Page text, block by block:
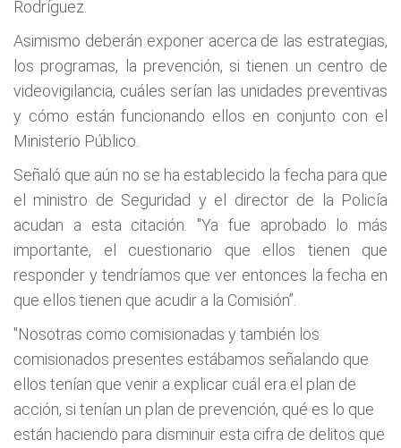
Rodríguez.
Asimismo deberán exponer acerca de las estrategias,
los programas, la prevención, si tienen un centro de
videovigilancia, cuáles serían las unidades preventivas
y cómo están funcionando ellos en conjunto con el
Ministerio Público.
Señaló que aún no se ha establecido la fecha para que
el ministro de Seguridad y el director de la Policía
acudan a esta citación. "Ya fue aprobado lo más
importante, el cuestionario que ellos tienen que
responder y tendríamos que ver entonces la fecha en
que ellos tienen que acudir a la Comisión”.
"Nosotras como comisionadas y también los
comisionados presentes estábamos señalando que
ellos tenían que venir a explicar cuál era el plan de
acción, si tenían un plan de prevención, qué es lo que
están haciendo para disminuir esta cifra de delitos que